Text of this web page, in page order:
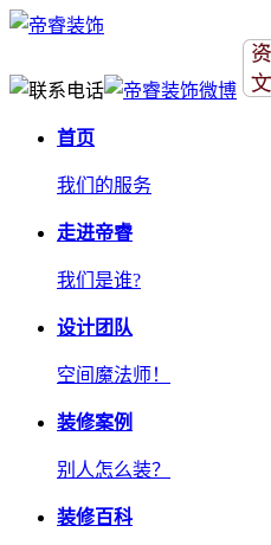
首页
我们的服务
走进帝睿
我们是谁?
设计团队
空间魔法师！
装修案例
别人怎么装？
装修百科